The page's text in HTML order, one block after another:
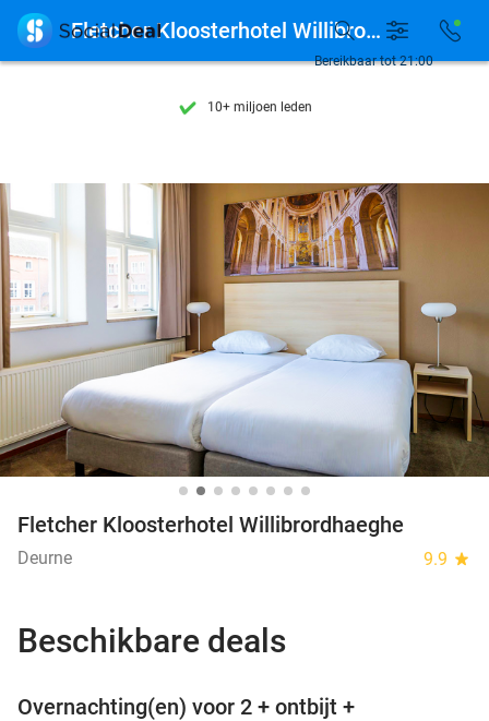
7 dagen per week beschikbaar
10+ miljoen leden
7 dagen per week beschikbaar
10+ miljoen leden
Bereikbaar tot 21:00
 Fletcher Kloosterhotel Willibrordhaeghe
Fletcher Kloosterhotel Willibrordhaeghe
Deurne 9.9 star
Beschikbare deals
Overnachting(en) voor 2 + ontbijt +